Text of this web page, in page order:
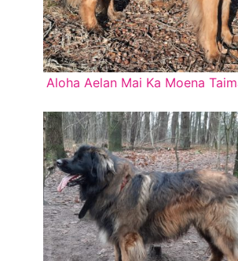
Aloha Aelan Mai Ka Moena